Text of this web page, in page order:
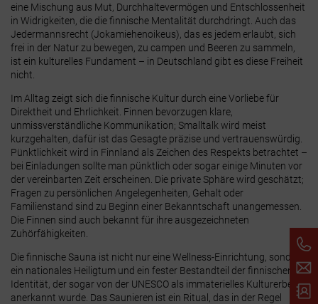
eine Mischung aus Mut, Durchhaltevermögen und Entschlossenheit
in Widrigkeiten, die die finnische Mentalität durchdringt. Auch das
Jedermannsrecht (Jokamiehenoikeus), das es jedem erlaubt, sich
frei in der Natur zu bewegen, zu campen und Beeren zu sammeln,
ist ein kulturelles Fundament – in Deutschland gibt es diese Freiheit
nicht.
Im Alltag zeigt sich die finnische Kultur durch eine Vorliebe für
Direktheit und Ehrlichkeit. Finnen bevorzugen klare,
unmissverständliche Kommunikation; Smalltalk wird meist
kurzgehalten, dafür ist das Gesagte präzise und vertrauenswürdig.
Pünktlichkeit wird in Finnland als Zeichen des Respekts betrachtet –
bei Einladungen sollte man pünktlich oder sogar einige Minuten vor
der vereinbarten Zeit erscheinen. Die private Sphäre wird geschätzt;
Fragen zu persönlichen Angelegenheiten, Gehalt oder
Familienstand sind zu Beginn einer Bekanntschaft unangemessen.
Die Finnen sind auch bekannt für ihre ausgezeichneten
Zuhörfähigkeiten.
Die finnische Sauna ist nicht nur eine Wellness-Einrichtung, sondern
ein nationales Heiligtum und ein fester Bestandteil der finnischen
Identität, der sogar von der UNESCO als immaterielles Kulturerbe
anerkannt wurde. Das Saunieren ist ein Ritual, das in der Regel